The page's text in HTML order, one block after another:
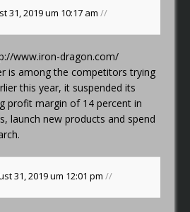
31, 2019 um 10:17 am//
www.iron-dragon.com/
is among the competitors trying
this year, it suspended its
profit margin of 14 percent in
launch new products and spend
31, 2019 um 12:01 pm//